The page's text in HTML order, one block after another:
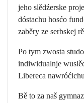
jeho slědźerske
dóstachu hosćo
zaběry ze serbskej
Po tym zwosta
indiwidualnje
Libereca
Bě to za naš